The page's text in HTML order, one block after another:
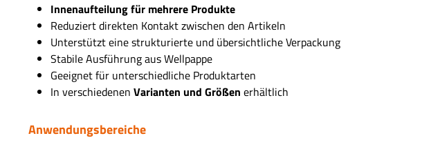
Innenaufteilung für mehrere Produkte
Reduziert direkten Kontakt zwischen den Artikeln
Unterstützt eine strukturierte und übersichtliche Verpackung
Stabile Ausführung aus Wellpappe
Geeignet für unterschiedliche Produktarten
In verschiedenen Varianten und Größen erhältlich
Anwendungsbereiche